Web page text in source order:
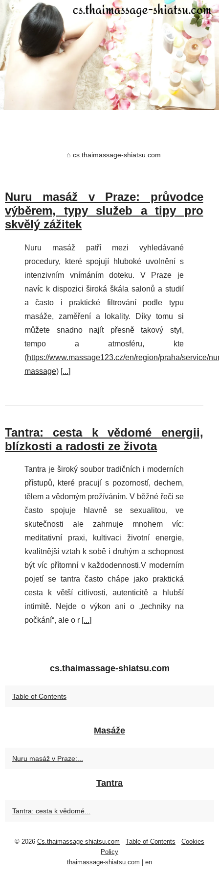
cs.thaimassage-shiatsu.com
Nuru masáž v Praze: průvodce
výběrem, typy služeb a tipy pro
skvělý zážitek
Nuru masáž patří mezi vyhledávané
procedury, které spojují hluboké uvolnění s
intenzivním vnímáním doteku. V Praze je
navíc k dispozici široká škála salonů a studií
a často i praktické filtrování podle typu
masáže, zaměření a lokality. Díky tomu si
můžete snadno najít přesně takový styl,
tempo a atmosféru, kte
(https://www.massage123.cz/en/region/praha/service/
massage) [...]
Tantra: cesta k vědomé energii,
blízkosti a radosti ze života
Tantra je široký soubor tradičních i moderních
přístupů, které pracují s pozorností, dechem,
tělem a vědomým prožíváním. V běžné řeči se
často spojuje hlavně se sexualitou, ve
skutečnosti ale zahrnuje mnohem víc:
meditativní praxi, kultivaci životní energie,
kvalitnější vztah k sobě i druhým a schopnost
být víc přítomní v každodennosti.V moderním
pojetí se tantra často chápe jako praktická
cesta k větší citlivosti, autenticitě a hlubší
intimitě. Nejde o výkon ani o „techniky na
počkání“, ale o r [...]
cs.thaimassage-shiatsu.com
Table of Contents
Masáže
Nuru masáž v Praze:...
Tantra
Tantra: cesta k vědomé...
© 2026 Cs.thaimassage-shiatsu.com - Table of Contents - Cookies
Policy
thaimassage-shiatsu.com
en